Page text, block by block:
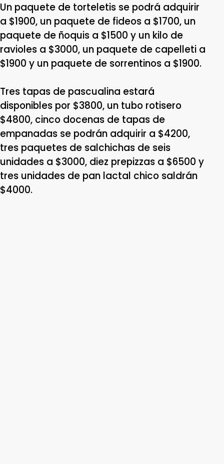
Un paquete de torteletis se podrá adquirir
a $1900, un paquete de fideos a $1700, un
paquete de ñoquis a $1500 y un kilo de
ravioles a $3000, un paquete de capelleti a
$1900 y un paquete de sorrentinos a $1900.
Tres tapas de pascualina estará
disponibles por $3800, un tubo rotisero
$4800, cinco docenas de tapas de
empanadas se podrán adquirir a $4200,
tres paquetes de salchichas de seis
unidades a $3000, diez prepizzas a $6500 y
tres unidades de pan lactal chico saldrán
$4000.